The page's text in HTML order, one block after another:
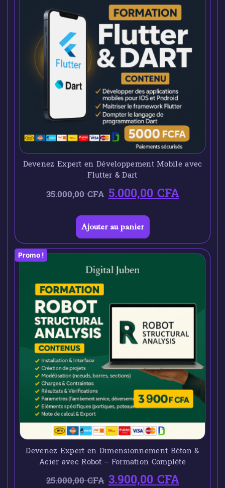
Devenez Expert en Développement Mobile avec
Flutter & Dart
35.000,00CFA 5.000,00CFA
Ajouter au panier
Promo !
Devenez Expert en Dimensionnement Béton &
Acier avec Robot – Formation Complète
25.000,00CFA 3.900,00CFA